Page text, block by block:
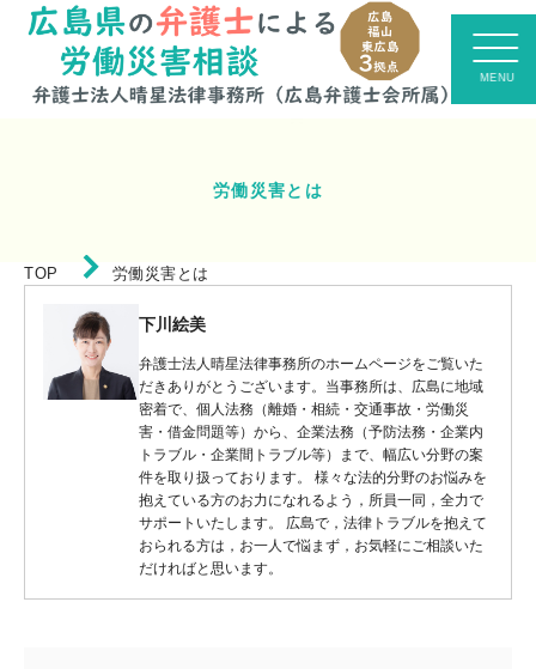
労働災害とは
TOP 労働災害とは
下川絵美
弁護士法人晴星法律事務所のホームページをご覧いた
だきありがとうございます。当事務所は、広島に地域
密着で、個人法務（離婚・相続・交通事故・労働災
害・借金問題等）から、企業法務（予防法務・企業内
トラブル・企業間トラブル等）まで、幅広い分野の案
件を取り扱っております。 様々な法的分野のお悩みを
抱えている方のお力になれるよう，所員一同，全力で
サポートいたします。 広島で，法律トラブルを抱えて
おられる方は，お一人で悩まず，お気軽にご相談いた
だければと思います。